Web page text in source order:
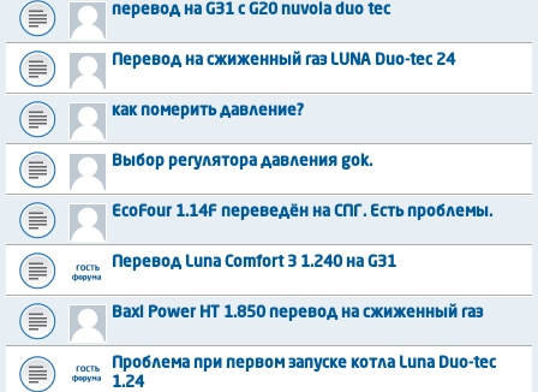
перевод на G31 с G20 nuvola duo tec
Перевод на сжиженный газ LUNA Duo-tec 24
как померить давление?
Выбор регулятора давления gok.
EcoFour 1.14F переведён на СПГ. Есть проблемы.
Перевод Luna Comfort 3 1.240 на G31
Baxi Power HT 1.850 перевод на сжиженный газ
Проблема при первом запуске котла Luna Duo-tec
1.24